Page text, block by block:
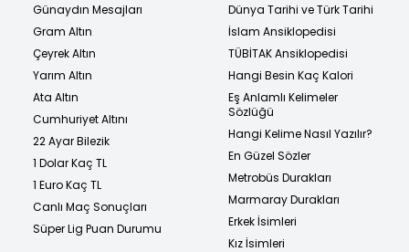
Günaydın Mesajları
Gram Altın
Çeyrek Altın
Yarım Altın
Ata Altın
Cumhuriyet Altını
22 Ayar Bilezik
1 Dolar Kaç TL
1 Euro Kaç TL
Canlı Maç Sonuçları
Süper Lig Puan Durumu
Dünya Tarihi ve Türk Tarihi
İslam Ansiklopedisi
TÜBİTAK Ansiklopedisi
Hangi Besin Kaç Kalori
Eş Anlamlı Kelimeler
Sözlüğü
Hangi Kelime Nasıl Yazılır?
En Güzel Sözler
Metrobüs Durakları
Marmaray Durakları
Erkek İsimleri
Kız İsimleri